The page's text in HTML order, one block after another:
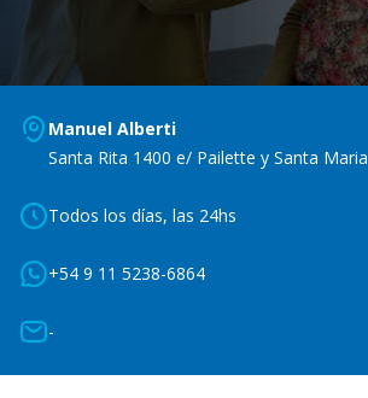
Manuel Alberti
Santa Rita 1400 e/ Pailette y Santa Maria
Todos los días, las 24hs
+54 9 11 5238-6864
-